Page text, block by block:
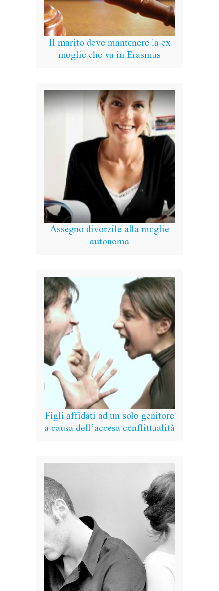
Il marito deve mantenere la ex
moglie che va in Erasmus
Assegno divorzile alla moglie
autonoma
Figli affidati ad un solo genitore
a causa dell’accesa conflittualità